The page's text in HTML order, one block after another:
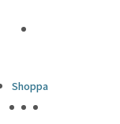
Shoppa